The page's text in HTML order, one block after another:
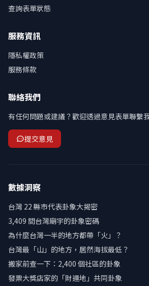
查詢表單狀態
服務資訊
隱私權政策
服務條款
聯絡我們
有任何問題或建議？歡迎透過意見表單聯繫
提交意見
數據洞察
台灣 22 縣市代表卦象大揭密
3,409 間台灣廟宇的卦象密碼
為什麼台灣一半的地方都帶「火」？
台灣最「山」的地方，居然海拔最低？
搬家前查一下：2,400 個社區的卦象
發票大獎店家的「財運地」共同卦象